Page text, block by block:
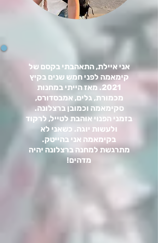
אני איילת, התאהבתי בקסם של
קימאמה לפני חמש שנים בקיץ
2021. מאז הייתי במחנות
מכמורת, גלים, אמבסדורס,
סקימאמה וכמובן ברצלונה.
בזמני הפנוי אוהבת לטייל, לרקוד
ולעשות יוגה. כשאני לא
בקימאמה אני בהייטק.
מתרגשת למחנה ברצלונה יהיה
מדהים!